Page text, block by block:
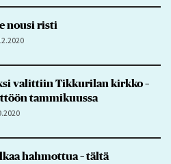
nousi risti
valittiin Tikkurilan kirkko –
tammikuussa
hahmottua – tältä